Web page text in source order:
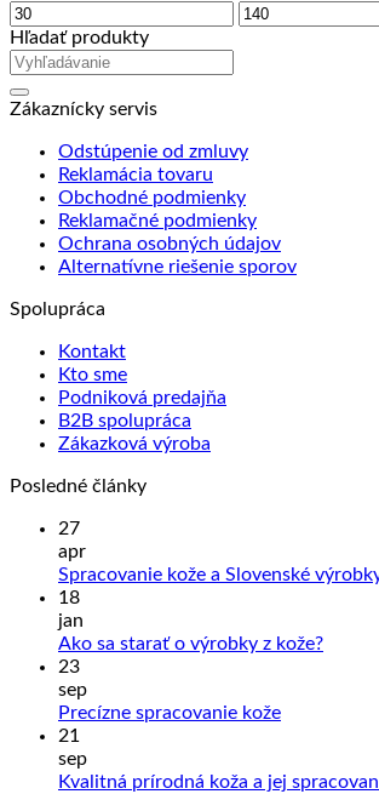
Minimálna
cena
Maximálna
Hľadať produkty
Zákaznícky servis
Odstúpenie od zmluvy
Reklamácia tovaru
Obchodné podmienky
Reklamačné podmienky
Ochrana osobných údajov
Alternatívne riešenie sporov
Spolupráca
Kontakt
Kto sme
Podniková predajňa
B2B spolupráca
Zákazková výroba
Posledné články
27
apr
Spracovanie kože a Slovenské
18
jan
Ako sa starať o výrobky z kože?Žiadne
o
23
sep
Precízne spracovanie kožeŽiadne
Precízne
21
sep
Kvalitná prírodná koža a jej